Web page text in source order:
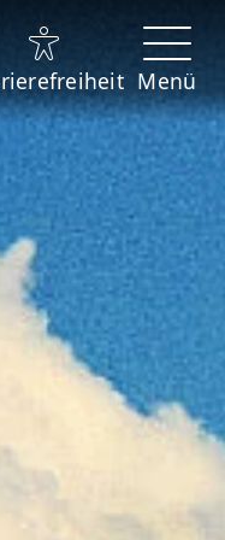
wechseln
Menü